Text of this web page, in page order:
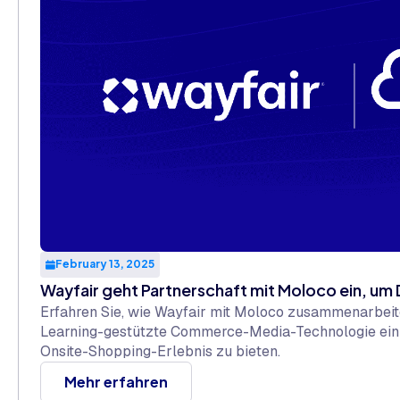
February 13, 2025
Wayfair geht Partnerschaft mit Moloco ein,
Erfahren Sie, wie Wayfair mit Moloco
Learning-gestützte Commerce-Media-Technologie
Onsite-Shopping-Erlebnis zu bieten.
Mehr erfahren